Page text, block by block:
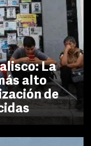
La
alto
de